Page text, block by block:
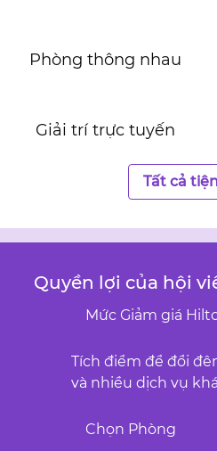
Phòng thông nhau
Giải trí trực tuyến
Tất cả
Quyền lợi của hội
Mức Giảm giá
Tích điểm để đổi
và nhiều dịch vụ
Chọn Phòng